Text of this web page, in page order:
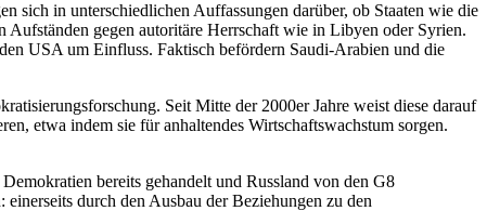
sich in unterschiedlichen Auffassungen darüber, ob Staaten wie die
gegen autoritäre Herrschaft wie in Libyen oder Syrien.
USA um Einfluss. Faktisch befördern Saudi-Arabien und die
Seit Mitte der 2000er Jahre weist diese darauf
etwa indem sie für anhaltendes Wirtschaftswachstum sorgen.
bereits gehandelt und Russland von den G8
durch den Ausbau der Beziehungen zu den